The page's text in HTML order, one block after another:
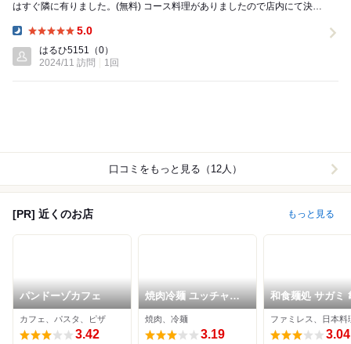
はすぐ隣に有りました。(無料) コース料理がありましたので店内にて決め
5.0
はるひ5151 （0）
2024/11 訪問
1回
口コミをもっと見る（12人）
[PR] 近くのお店 もっと見る
パンドーゾカフェ
カフェ、パスタ、ピザ
3.42
焼肉冷麺 ユッチャ
ン。 福知山店
焼肉、冷麺
3.19
和食麺処 サガミ
千代川店
3.04